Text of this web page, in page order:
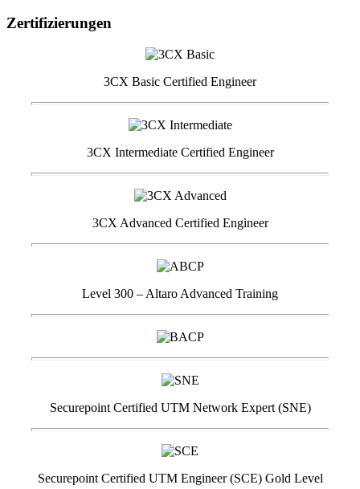
Zertifizierungen
3CX Basic Certified Engineer
3CX Intermediate Certified Engineer
3CX Advanced Certified Engineer
Level 300 – Altaro Advanced Training
Securepoint Certified UTM Network Expert (SNE)
Securepoint Certified UTM Engineer (SCE) Gold Level